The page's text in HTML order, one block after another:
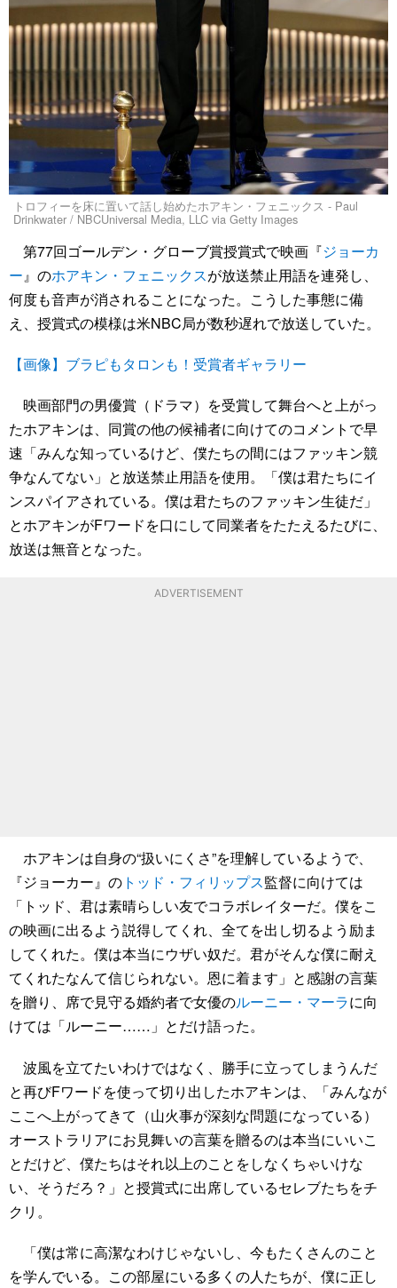
トロフィーを床に置いて話し始めたホアキン・フェニックス - Paul
Drinkwater / NBCUniversal Media, LLC via Getty Images
第77回ゴールデン・グローブ賞授賞式で映画『ジョーカ
ー』のホアキン・フェニックスが放送禁止用語を連発し、
何度も音声が消されることになった。こうした事態に備
え、授賞式の模様は米NBC局が数秒遅れで放送していた。
【画像】ブラピもタロンも！受賞者ギャラリー
映画部門の男優賞（ドラマ）を受賞して舞台へと上がっ
たホアキンは、同賞の他の候補者に向けてのコメントで早
速「みんな知っているけど、僕たちの間にはファッキン競
争なんてない」と放送禁止用語を使用。「僕は君たちにイ
ンスパイアされている。僕は君たちのファッキン生徒だ」
とホアキンがFワードを口にして同業者をたたえるたびに、
放送は無音となった。
ADVERTISEMENT
ホアキンは自身の“扱いにくさ”を理解しているようで、
『ジョーカー』の トッド・フィリップス監督に向けては
「トッド、君は素晴らしい友でコラボレイターだ。僕をこ
の映画に出るよう説得してくれ、全てを出し切るよう励ま
してくれた。僕は本当にウザい奴だ。君がそんな僕に耐え
てくれたなんて信じられない。恩に着ます」と感謝の言葉
を贈り、席で見守る婚約者で女優のルーニー・マーラに向
けては「ルーニー……」とだけ語った。
波風を立てたいわけではなく、勝手に立ってしまうんだ
と再びFワードを使って切り出したホアキンは、「みんなが
ここへ上がってきて（山火事が深刻な問題になっている）
オーストラリアにお見舞いの言葉を贈るのは本当にいいこ
とだけど、僕たちはそれ以上のことをしなくちゃいけな
い、そうだろ？」と授賞式に出席しているセレブたちをチ
クリ。
「僕は常に高潔なわけじゃないし、今もたくさんのこと
を学んでいる。この部屋にいる多くの人たちが、僕に正し